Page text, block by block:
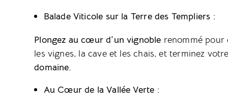
Balade Viticole sur la Terre des Templiers :
Plongez au cœur d’un vignoble renommé pour
les vignes, la cave et les chais, et terminez
domaine.
Au Cœur de la Vallée Verte :